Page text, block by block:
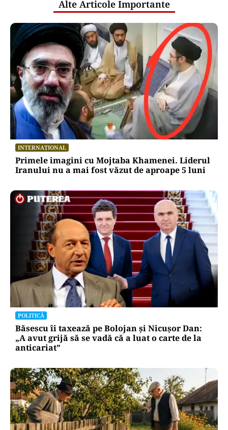
Alte Articole Importante
INTERNAȚIONAL
Primele imagini cu Mojtaba Khamenei. Liderul
Iranului nu a mai fost văzut de aproape 5 luni
POLITICĂ
Băsescu îi taxează pe Bolojan și Nicușor Dan:
„A avut grijă să se vadă că a luat o carte de la
anticariat”